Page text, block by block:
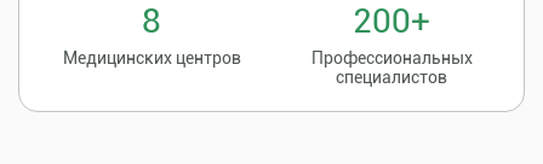
8
Медицинских центров
200+
Профессиональных
специалистов